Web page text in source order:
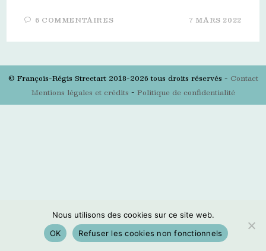
6 COMMENTAIRES 7 MARS 2022
© François-Régis Streetart 2018-2026 tous droits réservés - Contact
Mentions légales et crédits - Politique de confidentialité
Nous utilisons des cookies sur ce site web.
OK
Refuser les cookies non fonctionnels